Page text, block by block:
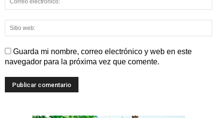
Guarda mi nombre, correo electrónico y web en este
navegador para la próxima vez que comente.